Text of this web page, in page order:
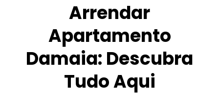
Arrendar
Apartamento
Damaia: Descubra
Tudo Aqui